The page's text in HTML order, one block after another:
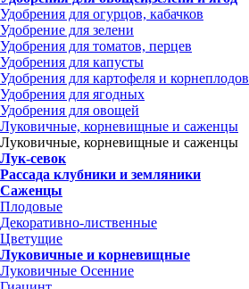
Удобрения для огурцов, кабачков
Удобрение для зелени
Удобрения для томатов, перцев
Удобрения для капусты
Удобрения для картофеля и корнеплодов
Удобрения для ягодных
Удобрения для овощей
Луковичные, корневищные и саженцы
Луковичные, корневищные и саженцы
Лук-севок
Рассада клубники и земляники
Саженцы
Плодовые
Декоративно-лиственные
Цветущие
Луковичные и корневищные
Луковичные Осенние